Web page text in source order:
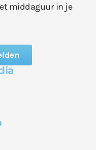
middaguur in je